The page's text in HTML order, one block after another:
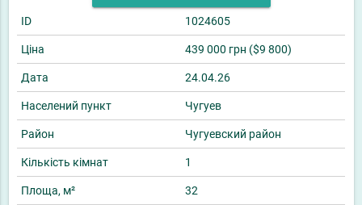
ID 1024605
Ціна 439 000 грн ($9 800)
Дата 24.04.26
Населений пункт Чугуев
Район Чугуевский район
Кількість кімнат 1
Площа, м² 32